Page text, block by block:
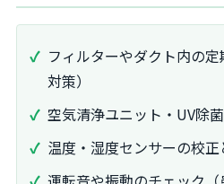
フィルターやダクト内の
対策）
空気清浄ユニット・UV除
温度・湿度センサーの校